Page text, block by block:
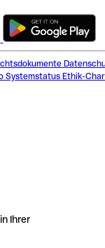
Systemstatus Ethik-
Ihrer